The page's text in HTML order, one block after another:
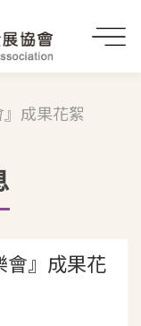
成果花絮
會』成果花